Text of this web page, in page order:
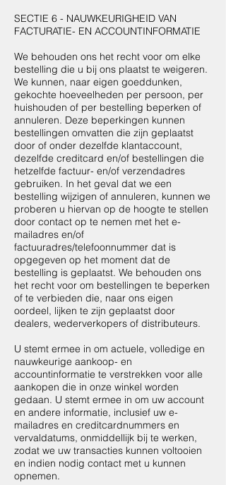
SECTIE 6 - NAUWKEURIGHEID VAN
FACTURATIE- EN ACCOUNTINFORMATIE
We behouden ons het recht voor om elke
bestelling die u bij ons plaatst te weigeren.
We kunnen, naar eigen goeddunken,
gekochte hoeveelheden per persoon, per
huishouden of per bestelling beperken of
annuleren. Deze beperkingen kunnen
bestellingen omvatten die zijn geplaatst
door of onder dezelfde klantaccount,
dezelfde creditcard en/of bestellingen die
hetzelfde factuur- en/of verzendadres
gebruiken. In het geval dat we een
bestelling wijzigen of annuleren, kunnen we
proberen u hiervan op de hoogte te stellen
door contact op te nemen met het e-
mailadres en/of
factuuradres/telefoonnummer dat is
opgegeven op het moment dat de
bestelling is geplaatst. We behouden ons
het recht voor om bestellingen te beperken
of te verbieden die, naar ons eigen
oordeel, lijken te zijn geplaatst door
dealers, wederverkopers of distributeurs.
U stemt ermee in om actuele, volledige en
nauwkeurige aankoop- en
accountinformatie te verstrekken voor alle
aankopen die in onze winkel worden
gedaan. U stemt ermee in om uw account
en andere informatie, inclusief uw e-
mailadres en creditcardnummers en
vervaldatums, onmiddellijk bij te werken,
zodat we uw transacties kunnen voltooien
en indien nodig contact met u kunnen
opnemen.